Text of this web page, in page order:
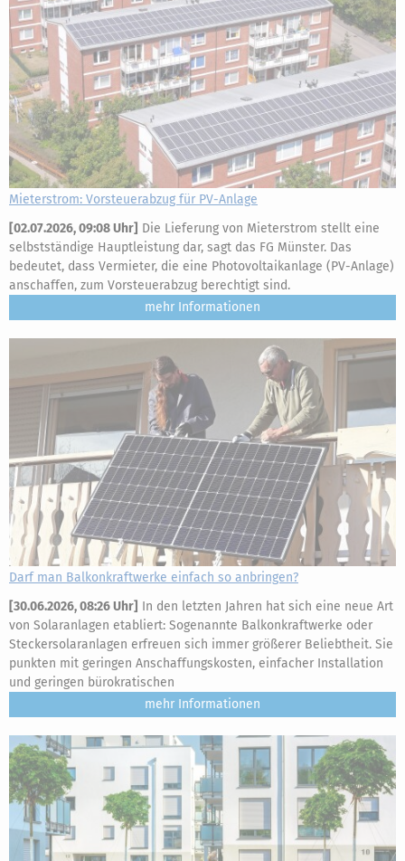
Mieterstrom: Vorsteuerabzug für PV-Anlage
[02.07.2026, 09:08 Uhr] Die Lieferung von Mieterstrom stellt eine
selbstständige Hauptleistung dar, sagt das FG Münster. Das
bedeutet, dass Vermieter, die eine Photovoltaikanlage (PV-Anlage)
anschaffen, zum Vorsteuerabzug berechtigt sind.
mehr
Darf man Balkonkraftwerke einfach so anbringen?
[30.06.2026, 08:26 Uhr] In den letzten Jahren hat sich eine neue Art
von Solaranlagen etabliert: Sogenannte Balkonkraftwerke oder
Steckersolaranlagen erfreuen sich immer größerer Beliebtheit. Sie
punkten mit geringen Anschaffungskosten, einfacher Installation
und geringen bürokratischen
mehr